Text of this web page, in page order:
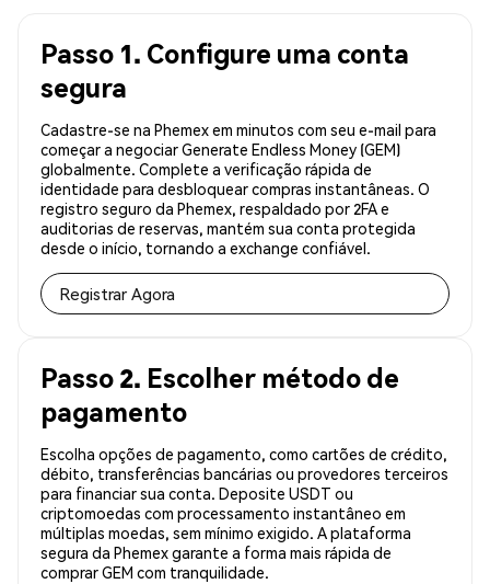
Passo 1. Configure uma conta
segura
Cadastre-se na Phemex em minutos com seu e-mail para
começar a negociar Generate Endless Money (GEM)
globalmente. Complete a verificação rápida de
identidade para desbloquear compras instantâneas. O
registro seguro da Phemex, respaldado por 2FA e
auditorias de reservas, mantém sua conta protegida
desde o início, tornando a exchange confiável.
Registrar Agora
Passo 2. Escolher método de
pagamento
Escolha opções de pagamento, como cartões de crédito,
débito, transferências bancárias ou provedores terceiros
para financiar sua conta. Deposite USDT ou
criptomoedas com processamento instantâneo em
múltiplas moedas, sem mínimo exigido. A plataforma
segura da Phemex garante a forma mais rápida de
comprar GEM com tranquilidade.